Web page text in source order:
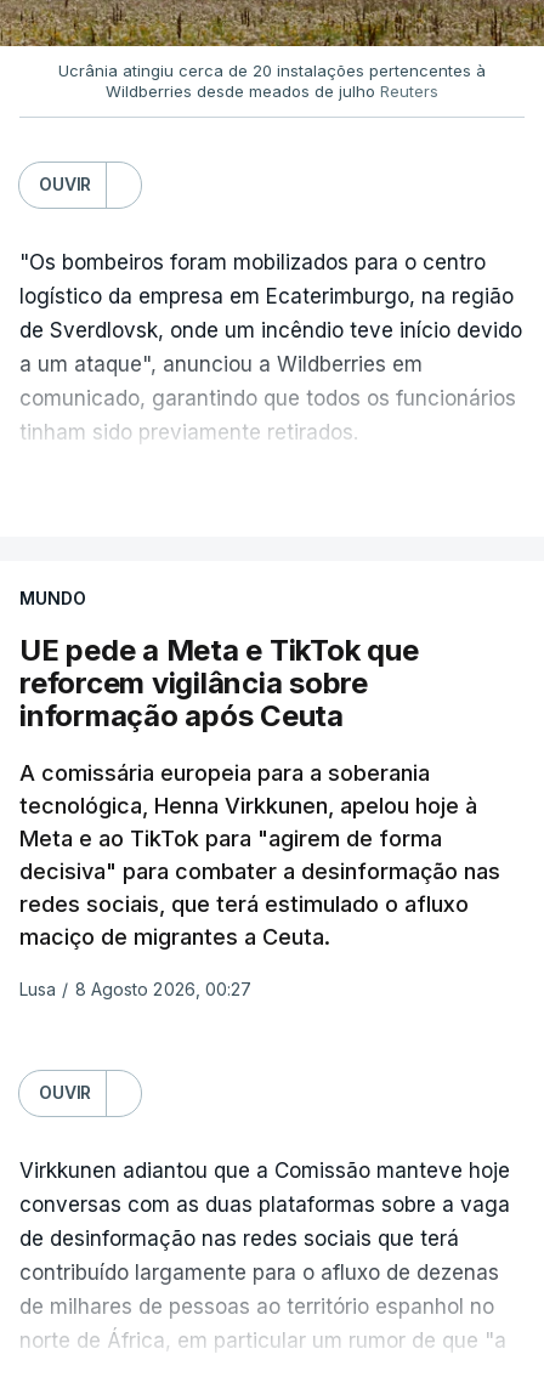
Ucrânia atingiu cerca de 20 instalações pertencentes à
Wildberries desde meados de julho Reuters
OUVIR
"Os bombeiros foram mobilizados para o centro
logístico da empresa em Ecaterimburgo, na região
de Sverdlovsk, onde um incêndio teve início devido
a um ataque", anunciou a Wildberries em
comunicado, garantindo que todos os funcionários
tinham sido previamente retirados.
20 instalações pertencentes à Wildberries --- uma
plataforma de comércio online muito popular,
frequentemente chamada de "Amazon russa" ---
anexada.
Os primeiros ataques, ocorridos na noite de 17 para
18 de julho, fizeram oito mortos e quase 90 feridos
em instalações nas regiões de Moscovo e Tambov
(centro-oeste).
Desde então, ataques de drones ucranianos
(noroeste), Simferopol (na Crimeia), Krasnodar e
Volgogrado (sul) e também Samara (na margem
Mais de quatro anos após o início da ofensiva
russa em larga escala contra a Ucrânia, a
diplomacia está estagnada e ambos os países
intensificam os ataques de longo alcance,
provocando um número crescente de vítimas civis.
MUNDO
UE pede a Meta e TikTok que
reforcem vigilância sobre
informação após Ceuta
A comissária europeia para a soberania
tecnológica, Henna Virkkunen, apelou hoje à
Meta e ao TikTok para "agirem de forma
decisiva" para combater a desinformação nas
redes sociais, que terá estimulado o afluxo
maciço de migrantes a Ceuta.
Lusa / 8 Agosto 2026, 00:27
OUVIR
Virkkunen adiantou que a Comissão manteve hoje
conversas com as duas plataformas sobre a vaga
de desinformação nas redes sociais que terá
contribuído largamente para o afluxo de dezenas
de milhares de pessoas ao território espanhol no
norte de África, em particular um rumor de que "a